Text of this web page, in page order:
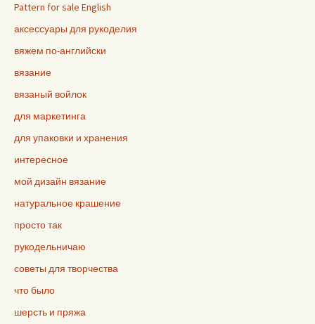
Pattern for sale English
аксессуары для рукоделия
вяжем по-английски
вязание
вязаный войлок
для маркетинга
для упаковки и хранения
интересное
мой дизайн вязание
натуральное крашение
просто так
рукодельничаю
советы для творчества
что было
шерсть и пряжа